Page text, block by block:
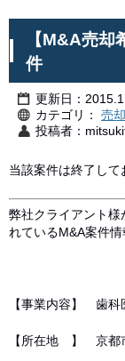
【M&A売
件
更新日：
カテゴリ： 売
投稿者：
当該案件は終了して
弊社クライアント様
れているM&A案件情
【事業内容】 歯科
【所在地 】 京都